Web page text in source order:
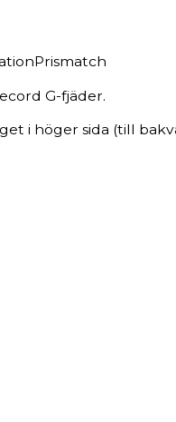
Prismatch
G-fjäder.
i höger sida (till